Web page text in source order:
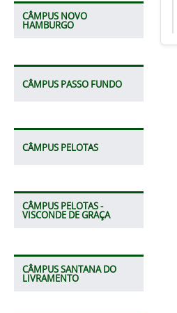
CÂMPUS NOVO
HAMBURGO
CÂMPUS PASSO FUNDO
CÂMPUS PELOTAS
CÂMPUS PELOTAS -
VISCONDE DE GRAÇA
CÂMPUS SANTANA DO
LIVRAMENTO